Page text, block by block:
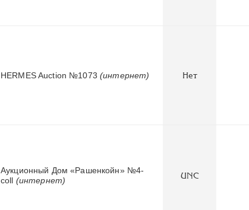
HERMES Auction №1073 (интернет) Нет
Аукционный Дом «Рашенкойн» №4-
coll (интернет)
UNC